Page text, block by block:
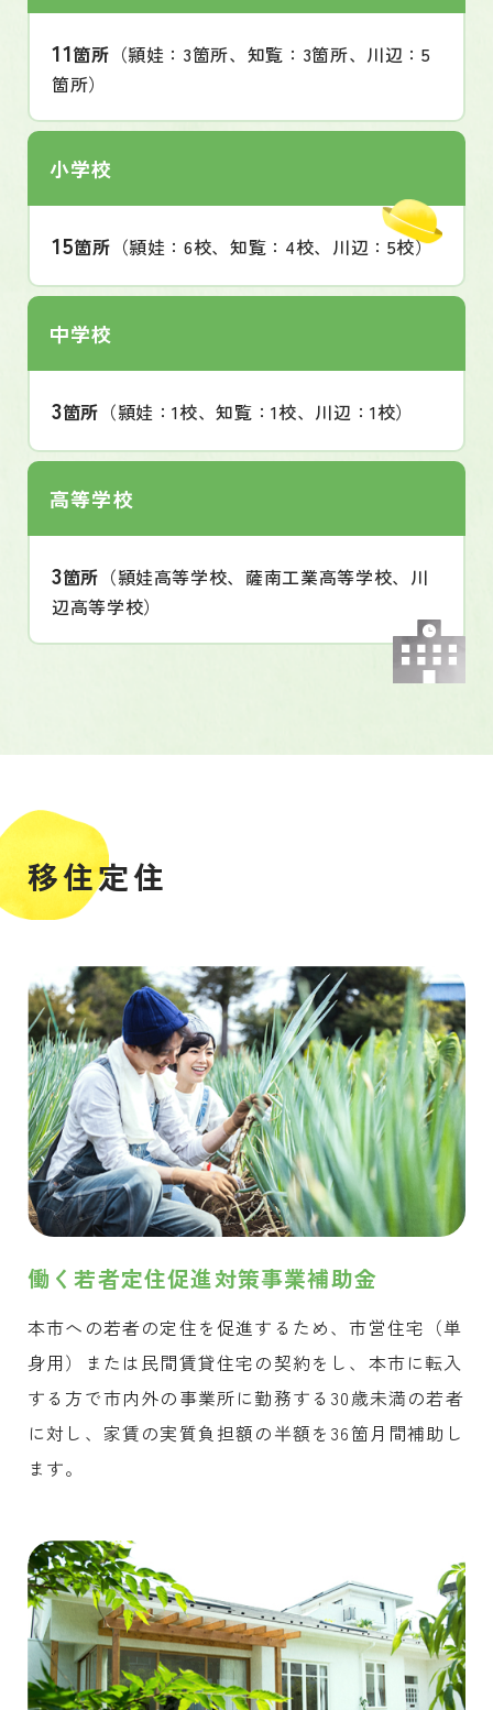
11箇所 （頴娃：3箇所、知覧：3箇所、川辺：5
箇所）
小学校
15箇所 （頴娃：6校、知覧：4校、川辺：5校）
中学校
3箇所 （頴娃：1校、知覧：1校、川辺：1校）
高等学校
3箇所 （頴娃高等学校、薩南工業高等学校、川
辺高等学校）
移住定住
働く若者定住促進対策事業補助金
本市への若者の定住を促進するため、市営住宅（単
身用）または民間賃貸住宅の契約をし、本市に転入
する方で市内外の事業所に勤務する30歳未満の若者
に対し、家賃の実質負担額の半額を36箇月間補助し
ます。